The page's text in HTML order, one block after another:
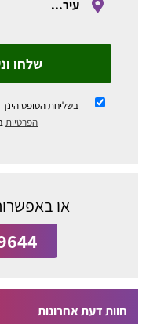
שלחו
בשליחת הטופס
הפרטיות
או
חוות דעת אחרונות